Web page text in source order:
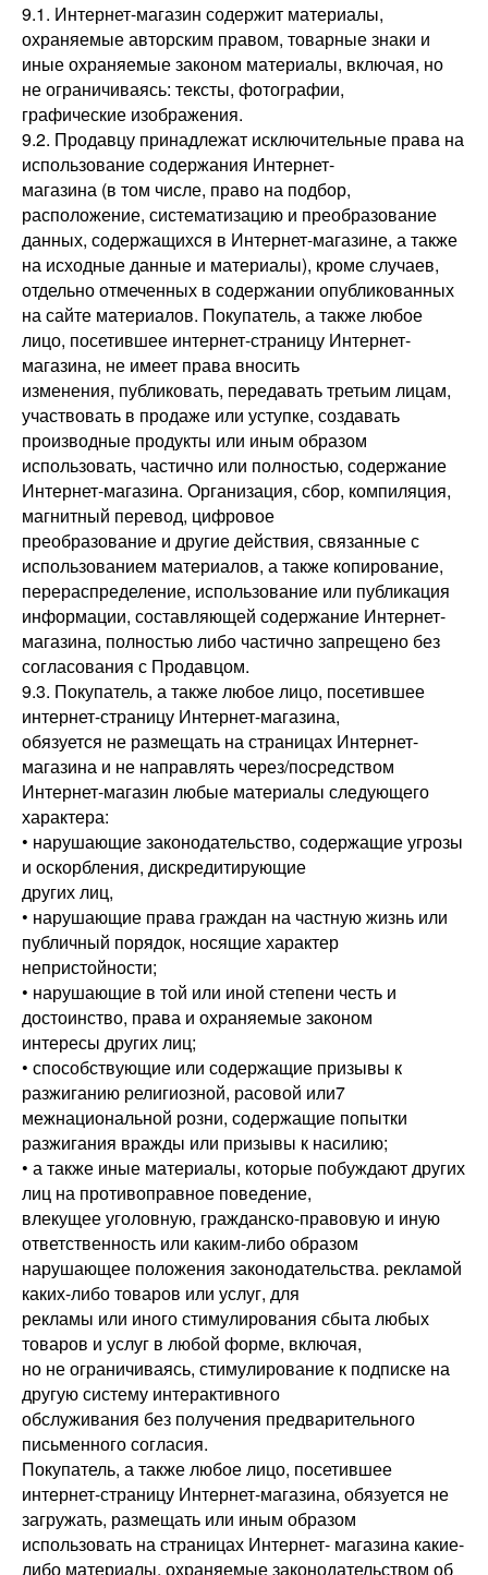
9.1. Интернет-магазин содержит материалы,
охраняемые авторским правом, товарные знаки и
иные охраняемые законом материалы, включая, но
не ограничиваясь: тексты, фотографии,
графические изображения.
9.2. Продавцу принадлежат исключительные права на
использование содержания Интернет-
магазина (в том числе, право на подбор,
расположение, систематизацию и преобразование
данных, содержащихся в Интернет-магазине, а также
на исходные данные и материалы), кроме случаев,
отдельно отмеченных в содержании опубликованных
на сайте материалов. Покупатель, а также любое
лицо, посетившее интернет-страницу Интернет-
магазина, не имеет права вносить
изменения, публиковать, передавать третьим лицам,
участвовать в продаже или уступке, создавать
производные продукты или иным образом
использовать, частично или полностью, содержание
Интернет-магазина. Организация, сбор, компиляция,
магнитный перевод, цифровое
преобразование и другие действия, связанные с
использованием материалов, а также копирование,
перераспределение, использование или публикация
информации, составляющей содержание Интернет-
магазина, полностью либо частично запрещено без
согласования с Продавцом.
9.3. Покупатель, а также любое лицо, посетившее
интернет-страницу Интернет-магазина,
обязуется не размещать на страницах Интернет-
магазина и не направлять через/посредством
Интернет-магазин любые материалы следующего
характера:
• нарушающие законодательство, содержащие угрозы
и оскорбления, дискредитирующие
других лиц,
• нарушающие права граждан на частную жизнь или
публичный порядок, носящие характер
непристойности;
• нарушающие в той или иной степени честь и
достоинство, права и охраняемые законом
интересы других лиц;
• способствующие или содержащие призывы к
разжиганию религиозной, расовой или7
межнациональной розни, содержащие попытки
разжигания вражды или призывы к насилию;
• а также иные материалы, которые побуждают других
лиц на противоправное поведение,
влекущее уголовную, гражданско-правовую и иную
ответственность или каким-либо образом
нарушающее положения законодательства. рекламой
каких-либо товаров или услуг, для
рекламы или иного стимулирования сбыта любых
товаров и услуг в любой форме, включая,
но не ограничиваясь, стимулирование к подписке на
другую систему интерактивного
обслуживания без получения предварительного
письменного согласия.
Покупатель, а также любое лицо, посетившее
интернет-страницу Интернет-магазина, обязуется не
загружать, размещать или иным образом
использовать на страницах Интернет- магазина какие-
либо материалы, охраняемые законодательством об